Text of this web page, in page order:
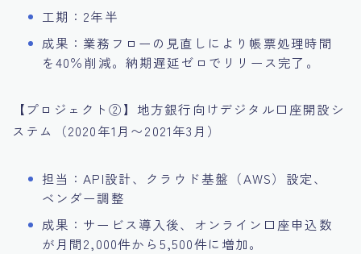
工期：2年半
成果：業務フローの見直しにより帳票処理時間
を40％削減。納期遅延ゼロでリリース完了。
【プロジェクト②】地方銀行向けデジタル口座開設シ
ステム（2020年1月〜2021年3月）
担当：API設計、クラウド基盤（AWS）設定、
ベンダー調整
成果：サービス導入後、オンライン口座申込数
が月間2,000件から5,500件に増加。